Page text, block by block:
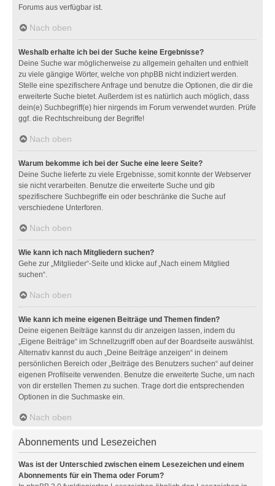
Forums aus verfügbar ist.
Nach oben
Weshalb erhalte ich bei der Suche keine Ergebnisse?
Deine Suche war möglicherweise zu allgemein gehalten und enthielt
zu viele gängige Wörter, welche von phpBB nicht indiziert werden.
Stelle eine spezifischere Anfrage und benutze die Optionen, die dir die
erweiterte Suche bietet. Außerdem ist es natürlich auch möglich, dass
dein(e) Suchbegriff(e) hier nirgends im Forum verwendet wurden. Prüfe
ggf. die Rechtschreibung der Begriffe!
Nach oben
Warum bekomme ich bei der Suche eine leere Seite?
Deine Suche lieferte zu viele Ergebnisse, somit konnte der Webserver
sie nicht verarbeiten. Benutze die erweiterte Suche und gib
spezifischere Suchbegriffe ein oder beschränke die Suche auf
verschiedene Unterforen.
Nach oben
Wie kann ich nach Mitgliedern suchen?
Gehe zur „Mitglieder“-Seite und klicke auf „Nach einem Mitglied
suchen“.
Nach oben
Wie kann ich meine eigenen Beiträge und Themen finden?
Deine eigenen Beiträge kannst du dir anzeigen lassen, indem du
„Eigene Beiträge“ im Schnellzugriff oben auf der Boardseite auswählst.
Alternativ kannst du auch „Deine Beiträge anzeigen“ in deinem
persönlichen Bereich oder „Beiträge des Benutzers suchen“ auf deiner
eigenen Profilseite verwenden. Benutze die erweiterte Suche, um nach
von dir erstellen Themen zu suchen. Trage dort die entsprechenden
Optionen in die Suchmaske ein.
Nach oben
Abonnements und Lesezeichen
Was ist der Unterschied zwischen einem Lesezeichen und einem
Abonnements für ein Thema oder Forum?